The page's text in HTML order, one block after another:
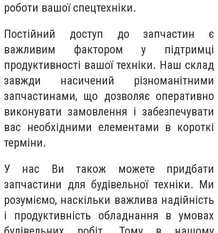
роботи вашої спецтехніки.
Постійний доступ до запчастин є
важливим фактором у підтримці
продуктивності вашої техніки. Наш склад
завжди насичений різноманітними
запчастинами, що дозволяє оперативно
виконувати замовлення і забезпечувати
вас необхідними елементами в короткі
терміни.
У нас Ви також можете придбати
запчастини для будівельної техніки. Ми
розуміємо, наскільки важлива надійність
і продуктивність обладнання в умовах